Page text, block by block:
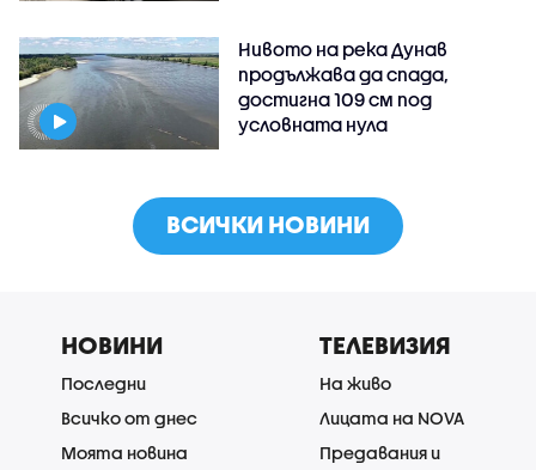
Нивото на река Дунав
продължава да спада,
достигна 109 см под
условната нула
ВСИЧКИ НОВИНИ
НОВИНИ
Последни
Всичко от днес
Моята новина
ТЕЛЕВИЗИЯ
На живо
Лицата на NOVA
Предавания и